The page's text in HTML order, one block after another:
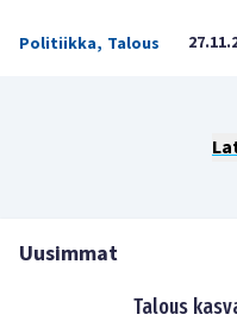
Politiikka, Talous
Uusimmat
Talous